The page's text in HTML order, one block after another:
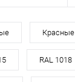
150
сталь с
порошковым
покрытием
Красные
RAL 1018